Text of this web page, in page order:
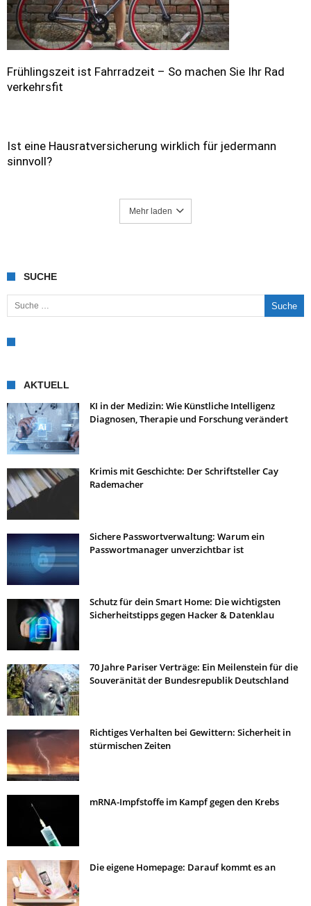
Frühlingszeit ist Fahrradzeit – So machen Sie Ihr Rad
verkehrsfit
Ist eine Hausratversicherung wirklich für jedermann
sinnvoll?
Mehr laden
SUCHE
Suche nach:
AKTUELL
KI in der Medizin: Wie Künstliche Intelligenz
Diagnosen, Therapie und Forschung verändert
Krimis mit Geschichte: Der Schriftsteller Cay
Rademacher
Sichere Passwortverwaltung: Warum ein
Passwortmanager unverzichtbar ist
Schutz für dein Smart Home: Die wichtigsten
Sicherheitstipps gegen Hacker & Datenklau
70 Jahre Pariser Verträge: Ein Meilenstein für die
Souveränität der Bundesrepublik Deutschland
Richtiges Verhalten bei Gewittern: Sicherheit in
stürmischen Zeiten
mRNA-Impfstoffe im Kampf gegen den Krebs
Die eigene Homepage: Darauf kommt es an